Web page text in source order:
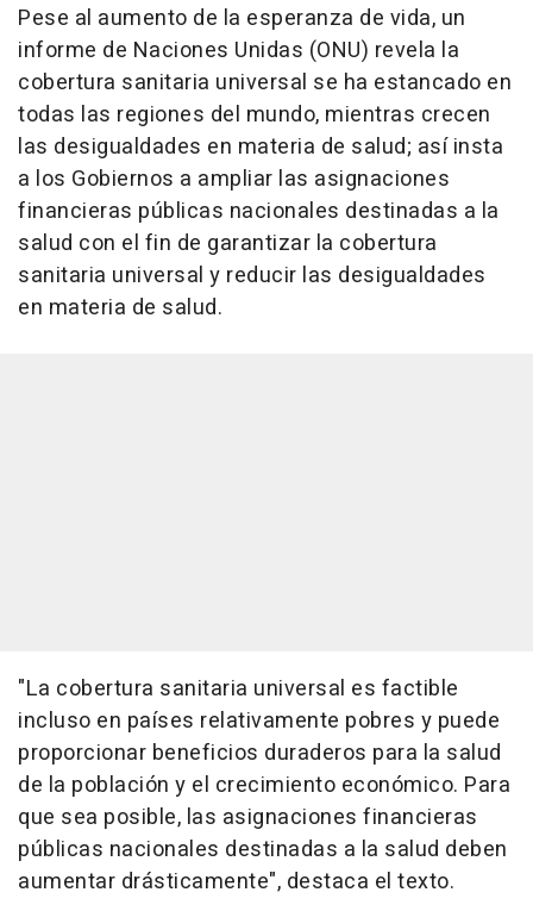
Pese al aumento de la esperanza de vida, un
informe de Naciones Unidas (ONU) revela la
cobertura sanitaria universal se ha estancado en
todas las regiones del mundo, mientras crecen
las desigualdades en materia de salud; así insta
a los Gobiernos a ampliar las asignaciones
financieras públicas nacionales destinadas a la
salud con el fin de garantizar la cobertura
sanitaria universal y reducir las desigualdades
en materia de salud.
"La cobertura sanitaria universal es factible
incluso en países relativamente pobres y puede
proporcionar beneficios duraderos para la salud
de la población y el crecimiento económico. Para
que sea posible, las asignaciones financieras
públicas nacionales destinadas a la salud deben
aumentar drásticamente", destaca el texto.